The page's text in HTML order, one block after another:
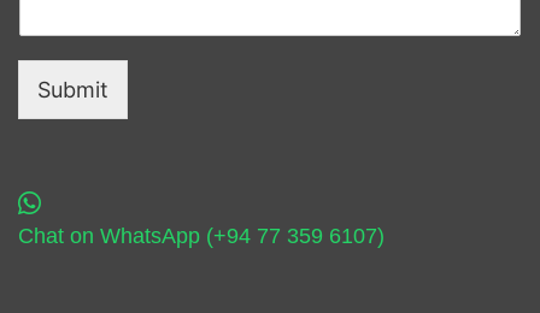
Submit
Chat on WhatsApp (+94 77 359 6107)